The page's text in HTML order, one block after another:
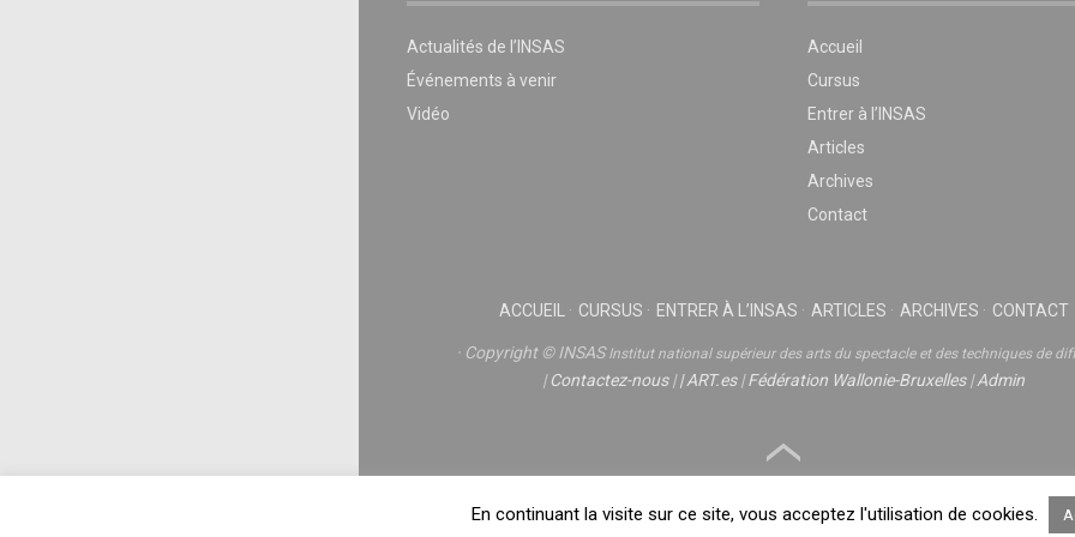
Actualités de l’INSAS
Événements à venir
Vidéo
Accueil
Cursus
Entrer à l’INSAS
Articles
Archives
Contact
ACCUEIL CURSUS ENTRER À L’INSAS ARTICLES ARCHIVES CONTACT
Copyright © INSASInstitut national supérieur des arts du spectacle et des techniques de
|Contactez-nous||ART.es|Fédération Wallonie-Bruxelles|Admin
En continuant la visite sur ce site, vous acceptez l'utilisation de cookies.